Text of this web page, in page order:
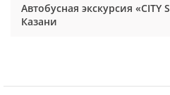
Автобусная экскурсия «CITY
Казани